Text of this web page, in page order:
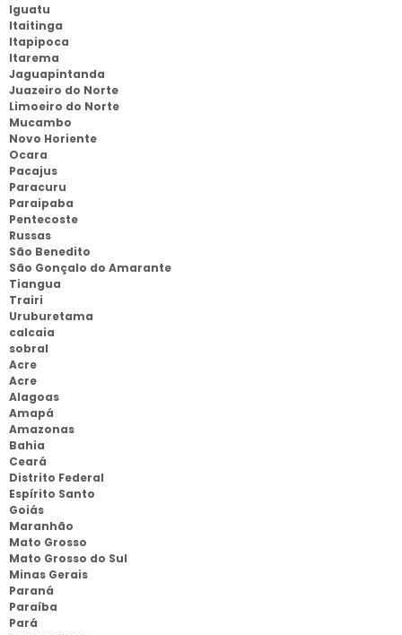
Iguatu
Itaitinga
Itapipoca
Itarema
Jaguapintanda
Juazeiro do Norte
Limoeiro do Norte
Mucambo
Novo Horiente
Ocara
Pacajus
Paracuru
Paraipaba
Pentecoste
Russas
São Benedito
São Gonçalo do Amarante
Tiangua
Trairi
Uruburetama
calcaia
sobral
Acre
Acre
Alagoas
Amapá
Amazonas
Bahia
Ceará
Distrito Federal
Espírito Santo
Goiás
Maranhão
Mato Grosso
Mato Grosso do Sul
Minas Gerais
Paraná
Paraíba
Pará